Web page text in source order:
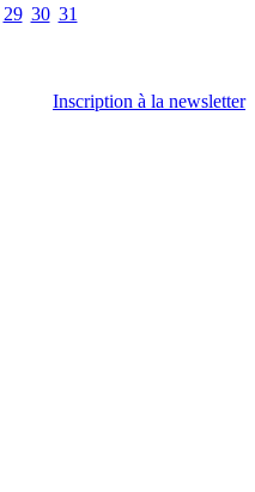
29 30 31
Inscription à la newsletter